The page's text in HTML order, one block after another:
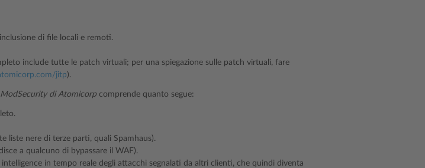
di file locali e remoti.
include tutte le patch virtuali; per una spiegazione sulle patch virtuali, fare
jitp).
ModSecurity di Atomicorp comprende quanto segue:
liste nere di terze parti, quali Spamhaus).
a qualcuno di bypassare il WAF).
in tempo reale degli attacchi segnalati da altri clienti, che quindi diventa